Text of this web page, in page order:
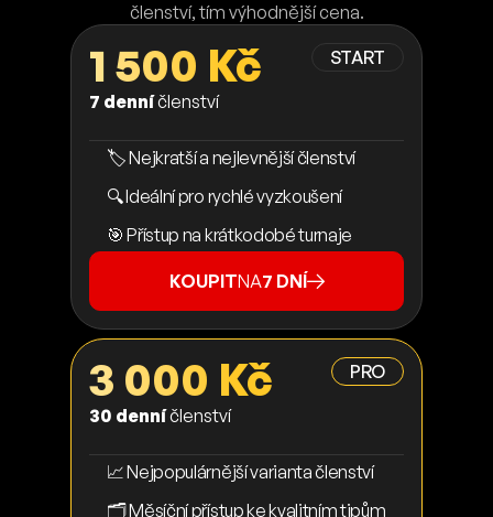
členství, tím výhodnější cena.
START
1 500 Kč
7 denníčlenství
🏷️ Nejkratší a nejlevnější členství
🔍 Ideální pro rychlé vyzkoušení
🎯 Přístup na krátkodobé turnaje
KOUPITNA7 DNÍ
PRO
3 000 Kč
30 denníčlenství
📈 Nejpopulárnější varianta členství
🗂️ Měsíční přístup ke kvalitním tipům